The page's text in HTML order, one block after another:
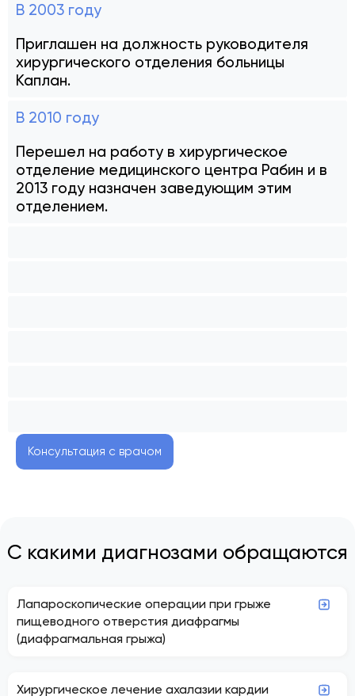
В 2003 году
Приглашен на должность руководителя
хирургического отделения больницы
Каплан.
В 2010 году
Перешел на работу в хирургическое
отделение медицинского центра Рабин и в
2013 году назначен заведующим этим
отделением.
Консультация с врачом
С какими диагнозами обращаются
Лапароскопические операции при грыже
пищеводного отверстия диафрагмы
(диафрагмальная грыжа)
Хирургическое лечение ахалазии кардии